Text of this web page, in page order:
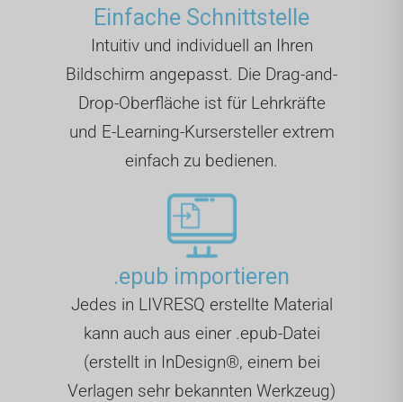
Einfache Schnittstelle
Intuitiv und individuell an Ihren
Bildschirm angepasst. Die Drag-and-
Drop-Oberfläche ist für Lehrkräfte
und E-Learning-Kursersteller extrem
einfach zu bedienen.
.epub importieren
Jedes in LIVRESQ erstellte Material
kann auch aus einer .epub-Datei
(erstellt in InDesign®, einem bei
Verlagen sehr bekannten Werkzeug)